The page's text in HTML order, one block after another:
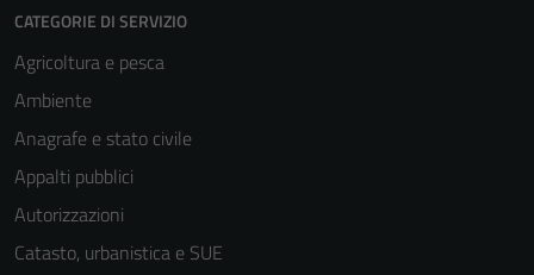
CATEGORIE DI SERVIZIO
Agricoltura e pesca
Ambiente
Anagrafe e stato civile
Appalti pubblici
Autorizzazioni
Catasto, urbanistica e SUE